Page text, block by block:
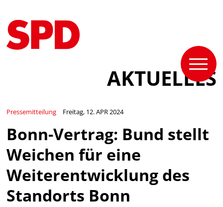
AKTUELLES
Pressemitteilung Freitag, 12. APR 2024
Bonn-Vertrag: Bund stellt
Weichen für eine
Weiterentwicklung des
Standorts Bonn